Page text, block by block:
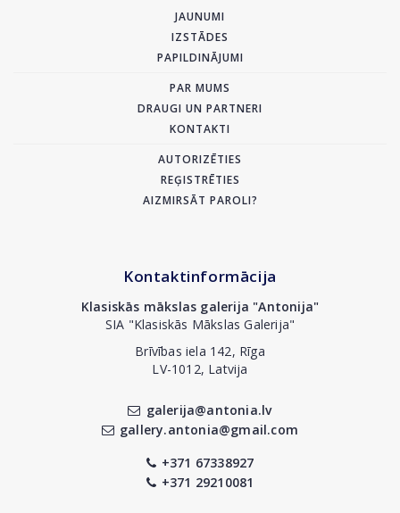
JAUNUMI
IZSTĀDES
PAPILDINĀJUMI
PAR MUMS
DRAUGI UN PARTNERI
KONTAKTI
AUTORIZĒTIES
REĢISTRĒTIES
AIZMIRSĀT PAROLI?
Kontaktinformācija
Klasiskās mākslas galerija "Antonija"
SIA "Klasiskās Mākslas Galerija"
Brīvības iela 142, Rīga
LV-1012, Latvija
galerija@antonia.lv
gallery.antonia@gmail.com
+371 67338927
+371 29210081